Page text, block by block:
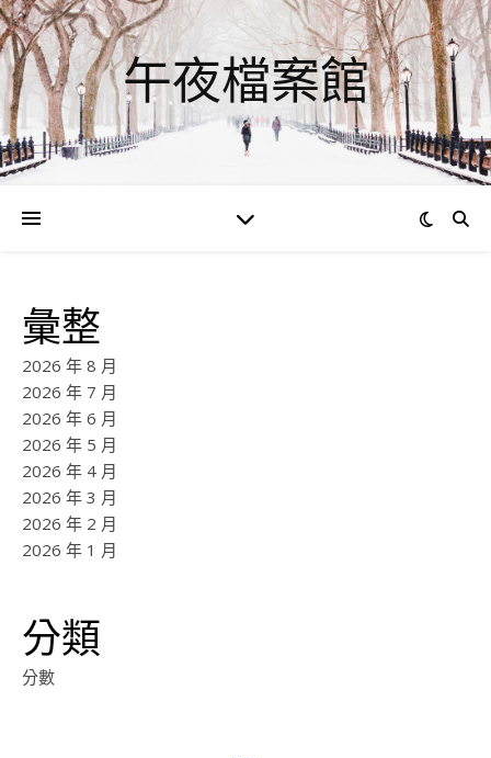
午夜檔案館
彙整
2026 年 8 月
2026 年 7 月
2026 年 6 月
2026 年 5 月
2026 年 4 月
2026 年 3 月
2026 年 2 月
2026 年 1 月
分類
分數